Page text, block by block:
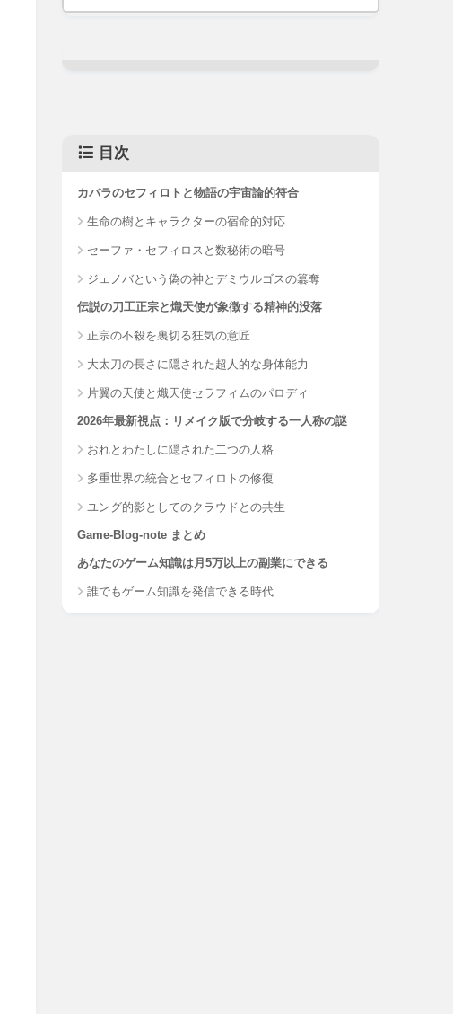
目次
カバラのセフィロトと物語の宇宙論的符合
生命の樹とキャラクターの宿命的対応
セーファ・セフィロスと数秘術の暗号
ジェノバという偽の神とデミウルゴスの簒奪
伝説の刀工正宗と熾天使が象徴する精神的没落
正宗の不殺を裏切る狂気の意匠
大太刀の長さに隠された超人的な身体能力
片翼の天使と熾天使セラフィムのパロディ
2026年最新視点：リメイク版で分岐する一人称の謎
おれとわたしに隠された二つの人格
多重世界の統合とセフィロトの修復
ユング的影としてのクラウドとの共生
Game-Blog-note まとめ
あなたのゲーム知識は月5万以上の副業にできる
誰でもゲーム知識を発信できる時代